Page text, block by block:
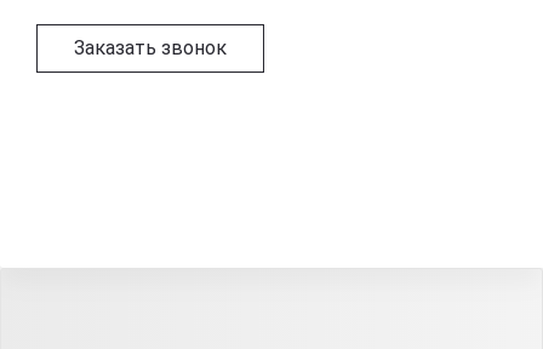
Заказать звонок